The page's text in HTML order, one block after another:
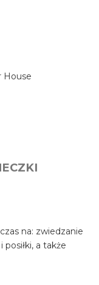
House
na: zwiedzanie
a także